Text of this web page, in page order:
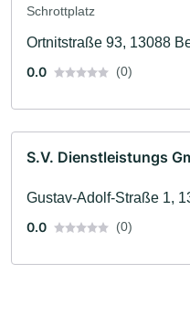
Schrottplatz
Ortnitstraße 93, 13088
0.0
(0)
S.V. Dienstleistungs
Gustav-Adolf-Straße 1,
0.0
(0)